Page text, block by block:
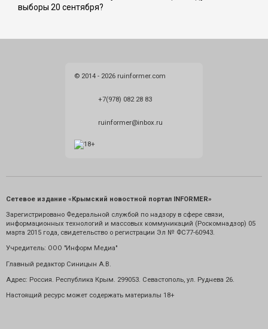
выборы 20 сентября?
© 2014 - 2026 ruinformer.com
+7(978) 082 28 83
ruinformer@inbox.ru
Сетевое издание «Крымский новостной портал INFORMER»
Зарегистрировано Федеральной службой по надзору в сфере связи,
информационных технологий и массовых коммуникаций (Роскомнадзор) 05
марта 2015 года, свидетельство о регистрации Эл № ФС77-60943.
Учредитель: ООО "Информ Медиа"
Главный редактор Синицын А.В.
Адрес: Россия. Республика Крым. 299053. Севастополь, ул. Руднева 26.
Настоящий ресурс может содержать материалы 18+